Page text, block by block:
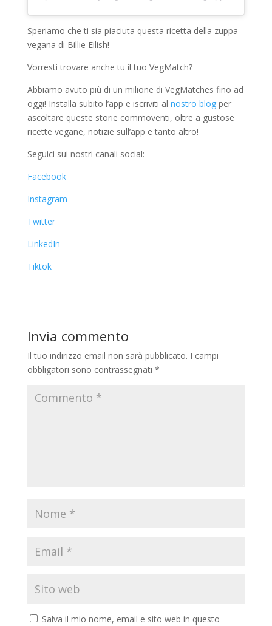
Speriamo che ti sia piaciuta questa ricetta della zuppa
vegana di Billie Eilish!
Vorresti trovare anche tu il tuo VegMatch?
Abbiamo avuto più di un milione di VegMatches fino ad
oggi! Installa subito l’app e iscriviti al nostro blogper
ascoltare queste storie commoventi, oltre a gustose
ricette vegane, notizie sull’app e tanto altro!
Seguici sui nostri canali social:
Facebook
Instagram
Twitter
LinkedIn
Tiktok
Invia commento
Il tuo indirizzo email non sarà pubblicato. I campi
obbligatori sono contrassegnati *
Salva il mio nome, email e sito web in questo